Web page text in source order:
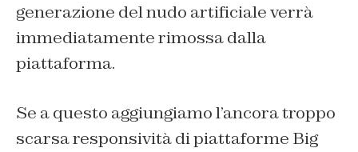
generazione del nudo artificiale verrà
immediatamente rimossa dalla
piattaforma.
Se a questo aggiungiamo l’ancora troppo
scarsa responsività di piattaforme Big